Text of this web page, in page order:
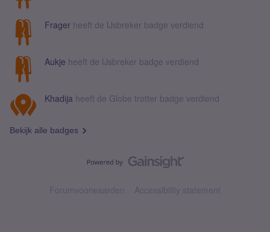
Frager heeft de IJsbreker badge verdiend
Aukje heeft de IJsbreker badge verdiend
Khadija heeft de Globe trotter badge verdiend
Bekijk alle badges
Forumvoorwaarden Accessibility statement